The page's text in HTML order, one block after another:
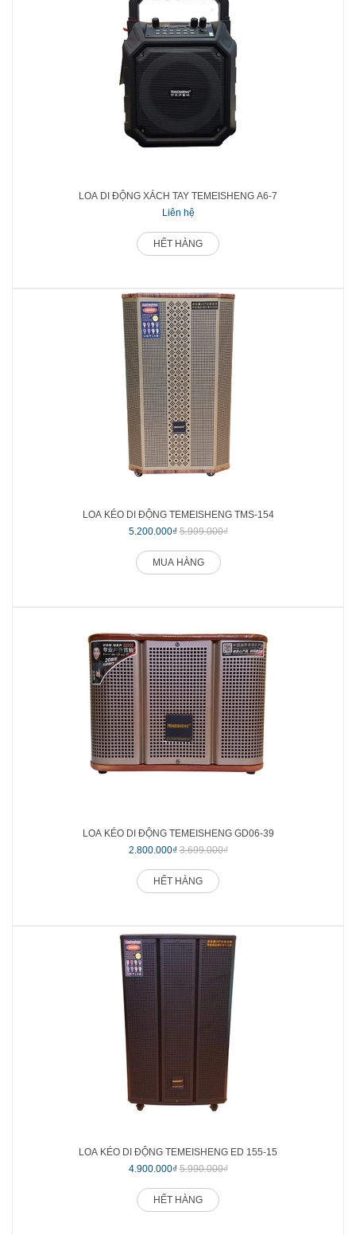
LOA DI ĐỘNG XÁCH TAY TEMEISHENG A6-7
Liên hệ
HẾT HÀNG
LOA KÉO DI ĐỘNG TEMEISHENG TMS-154
5.200.000₫ 5.999.000₫
MUA HÀNG
LOA KÉO DI ĐỘNG TEMEISHENG GD06-39
2.800.000₫ 3.699.000₫
HẾT HÀNG
LOA KÉO DI ĐỘNG TEMEISHENG ED 155-15
4.900.000₫ 5.990.000₫
HẾT HÀNG